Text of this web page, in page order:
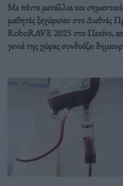
Με πέντε μετάλλια και
μαθητές ξεχώρισαν στο Διεθνές
RoboRAVE 2025 στο Πεκίνο,
γενιά της χώρας συνδυάζει